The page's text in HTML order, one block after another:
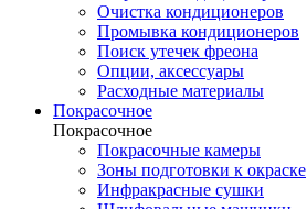
Очистка кондиционеров
Промывка кондиционеров
Поиск утечек фреона
Опции, аксессуары
Расходные материалы
Покрасочное
Покрасочное
Покрасочные камеры
Зоны подготовки к окраске
Инфракрасные сушки